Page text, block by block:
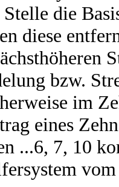
die
diese
bzw.
im
eines
...6, 7, 10